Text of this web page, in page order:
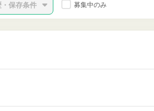
保存条件 募集中のみ